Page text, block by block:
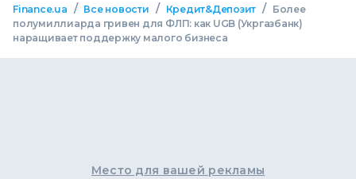
Finance.ua / Все новости / Кредит&Депозит /
Более
полумиллиарда гривен для ФЛП: как UGB (Укргазбанк)
наращивает поддержку малого бизнеса
Место для вашей рекламы